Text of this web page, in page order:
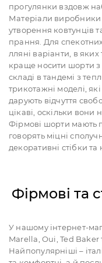
прогулянки вздовж
Матеріали виробники
утворення ковтунців
прання. Для спекотних
лляні варіанти, в
краще носити шорти
складі в тандемі з
трикотажні моделі,
дарують відчуття
цікаві, оскільки вони
Фірмові шорти мають
говорять міцні
декоративні стібки
Фірмові та
У нашому інтернет-
Marella, Oui, Ted Baker
Найпопулярніші –